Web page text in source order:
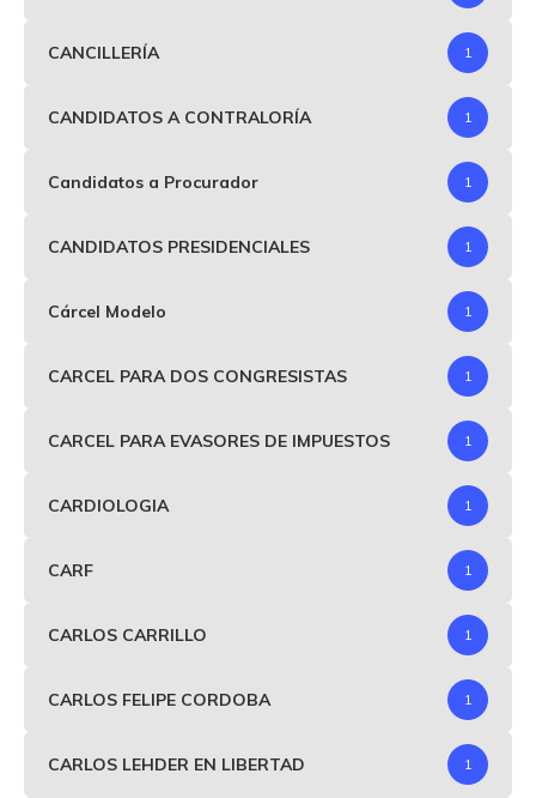
CANCILLERÍA 1
CANDIDATOS A CONTRALORÍA 1
Candidatos a Procurador 1
CANDIDATOS PRESIDENCIALES 1
Cárcel Modelo 1
CARCEL PARA DOS CONGRESISTAS 1
CARCEL PARA EVASORES DE IMPUESTOS 1
CARDIOLOGIA 1
CARF 1
CARLOS CARRILLO 1
CARLOS FELIPE CORDOBA 1
CARLOS LEHDER EN LIBERTAD 1